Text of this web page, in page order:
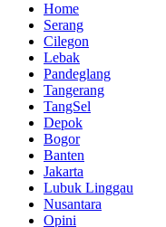
Home
Serang
Cilegon
Lebak
Pandeglang
Tangerang
TangSel
Depok
Bogor
Banten
Jakarta
Lubuk Linggau
Nusantara
Opini